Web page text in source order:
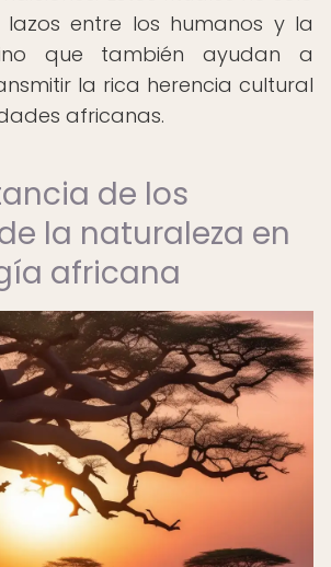
entre los humanos y la
que también ayudan a
la rica herencia cultural
africanas.
de los
la naturaleza en
africana